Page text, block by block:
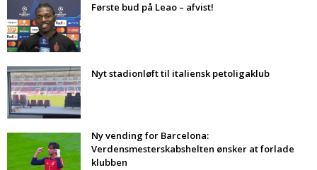
Første bud på Leao – afvist!
Nyt stadionløft til italiensk petoligaklub
Ny vending for Barcelona:
Verdensmesterskabshelten ønsker at forlade
klubben